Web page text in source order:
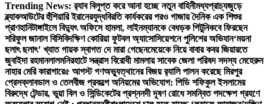
Trending News: র‍্যাব বিলুপ্ত করে আনা হচ্ছে নতুন বাহিনীমধ্যপ্রাচ্যজুড়ে
ব্ল্যাকআউটের হুঁশিয়ারি ইরানেরযুদ্ধবিরতি কার্যকরের পরও গাজায় দৈনিক এক শিশুর
প্রাণহানিটাঙ্গাইলে বিদ্যুৎ অফিসে হামলা, লাইনম্যানকে বেধড়ক পিটুনিকবে ফিরছেন
শরিফুল জানাল বিসিবিদক্ষিণ কোরিয়া ফুটবল অ্যাসোসিয়েশনে পুলিশের অভিযান‘ময়না
ছলাৎ ছলাৎ’ খ্যাত গায়ক স্বাগত দে মারা গেছেনমেয়েকে নিয়ে বাবার কবর জিয়ারতে
জুবাইদা রহমানলালমনিরহাটে সন্ত্রাস বিরোধী মামলায় সাবেক জেলা পরিষদ সদস্য মেহেরুন
নাহার মেরি কারাগারে৫ আগস্ট গণঅভ্যুত্থানের বিজয় র‍্যালি পালন করেছে মিরপুর
প্রেসক্লাবডাল ও তেলবীজ প্রকল্পে অনিয়মের অভিযোগ: পিডি শফিকুল ইসলামের
বিরুদ্ধে টেন্ডার, ভুয়া বিল ও সিন্ডিকেটের প্রশ্ননদী দূষণ রোধে সমন্বিত পদক্ষেপ গ্রহণে